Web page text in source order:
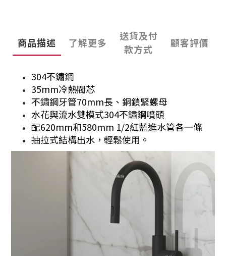
商品描述 了解更多
送貨及付
款方式
顧客評價
304不鏽鋼
35mm冷熱閥芯
不鏽鋼牙管70mm長、銅鎖緊螺母
水花與流水雙模式304不鏽鋼噴頭
配620mm和580mm 1/2紅藍進水管各一條
抽拉式結構出水，輕鬆使用。